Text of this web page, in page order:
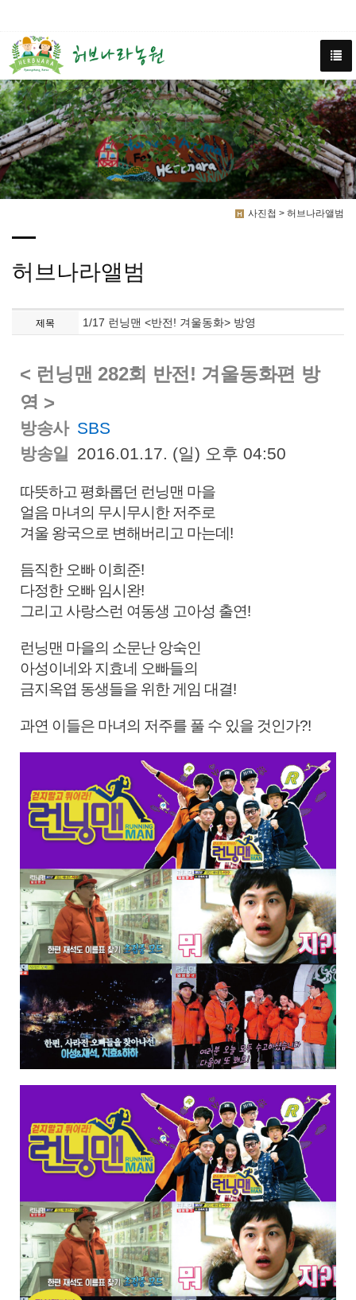
사진첩 > 허브나라앨범
허브나라앨범
제목 1/17 런닝맨 <반전! 겨울동화> 방영
< 런닝맨 282회 반전! 겨울동화편 방
영 >
방송사 SBS
방송일 2016.01.17. (일) 오후 04:50
따뜻하고 평화롭던 런닝맨 마을
얼음 마녀의 무시무시한 저주로
겨울 왕국으로 변해버리고 마는데!
듬직한 오빠 이희준!
다정한 오빠 임시완!
그리고 사랑스런 여동생 고아성 출연!
런닝맨 마을의 소문난 앙숙인
아성이네와 지효네 오빠들의
금지옥엽 동생들을 위한 게임 대결!
과연 이들은 마녀의 저주를 풀 수 있을 것인가?!